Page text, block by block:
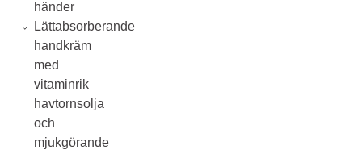
händer
Lättabsorberande
handkräm
med
vitaminrik
havtornsolja
och
mjukgörande